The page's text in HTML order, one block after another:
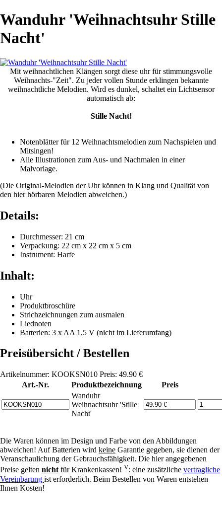
Wanduhr 'Weihnachtsuhr Stille
Nacht'
Mit weihnachtlichen Klängen sorgt diese uhr für stimmungsvolle
Weihnachts-"Zeit". Zu jeder vollen Stunde erklingen bekannte
weihnachtliche Melodien. Wird es dunkel, schaltet ein Lichtsensor
automatisch ab:
Stille Nacht!
Notenblätter für 12 Weihnachtsmelodien zum Nachspielen und
Mitsingen!
Alle Illustrationen zum Aus- und Nachmalen in einer
Malvorlage.
(Die Original-Melodien der Uhr können in Klang und Qualität von
den hier hörbaren Melodien abweichen.)
Details:
Durchmesser: 21 cm
Verpackung: 22 cm x 22 cm x 5 cm
Instrument: Harfe
Inhalt:
Uhr
Produktbroschüre
Strichzeichnungen zum ausmalen
Liednoten
Batterien: 3 x AA 1,5 V (nicht im Lieferumfang)
Preisübersicht / Bestellen
Artikelnummer: KOOKSN010 Preis: 49.90 €
Art.-Nr.
Produktbezeichnung
Preis
Wanduhr
Weihnachtsuhr 'Stille
Nacht'
Die Waren können im Design und Farbe von den Abbildungen
abweichen! Auf Batterien wird keine Garantie gegeben, sie dienen der
Veranschaulichung der Gebrauchsfähigkeit. Die hier angegebenen
Preise gelten nichtfür Krankenkassen! V: eine zusätzliche vertragliche
Vereinbarung ist erforderlich. Beim Bestellen von Waren entstehen
Ihnen Kosten!